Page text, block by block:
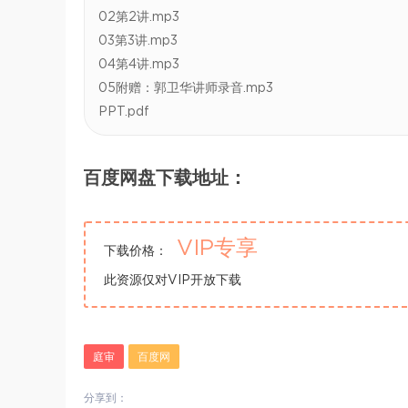
02第2讲.mp3
03第3讲.mp3
04第4讲.mp3
05附赠：郭卫华讲师录音.mp3
PPT.pdf
百度网盘下载地址：
下载价格： VIP专享
此资源仅对VIP开放下载
庭审 百度网
分享到：